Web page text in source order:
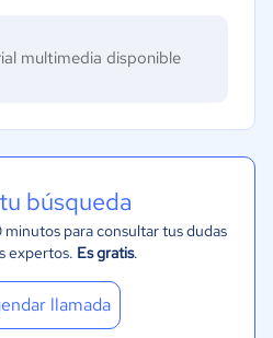
multimedia disponible
búsqueda
minutos para consultar tus dudas
expertos. Es gratis.
llamada